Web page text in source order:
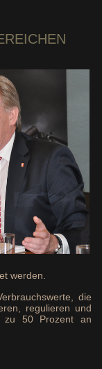
werden.
die
regulieren und
zu 50 Prozent an